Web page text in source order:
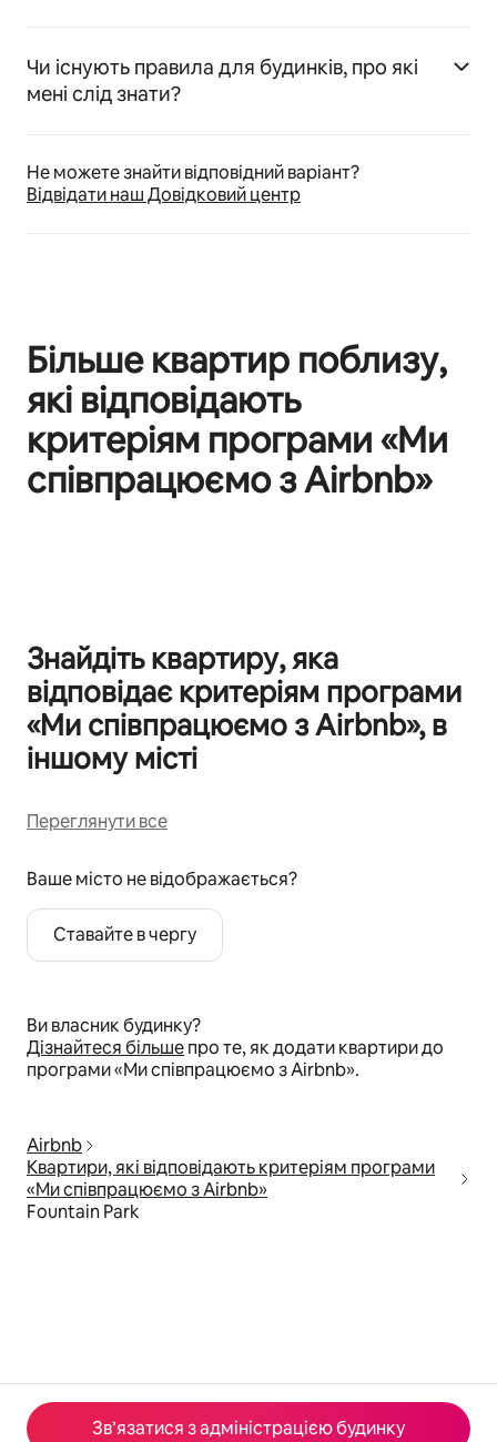
Зв’язатися з адміністрацією будинку
Чи існують правила для будинків, про які
мені слід знати?
Не можете знайти відповідний варіант?
Відвідати наш Довідковий центр
Більше квартир поблизу,
які відповідають
критеріям програми «Ми
співпрацюємо з Airbnb»
Знайдіть квартиру, яка
відповідає критеріям програми
«Ми співпрацюємо з Airbnb», в
іншому місті
Переглянути все
Ваше місто не відображається?
Ставайте в чергу
Ви власник будинку?
Дізнайтеся більшепро те, як додати квартири до
програми «Ми співпрацюємо з Airbnb».
Airbnb
Квартири, які відповідають критеріям програми
«Ми співпрацюємо з Airbnb»
Fountain Park